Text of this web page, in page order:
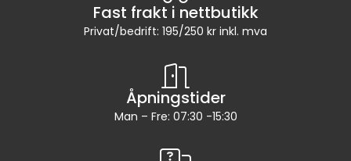
Fast frakt i nettbutikk
Privat/bedrift: 195/250 kr inkl. mva
Åpningstider
Man – Fre: 07:30 -15:30